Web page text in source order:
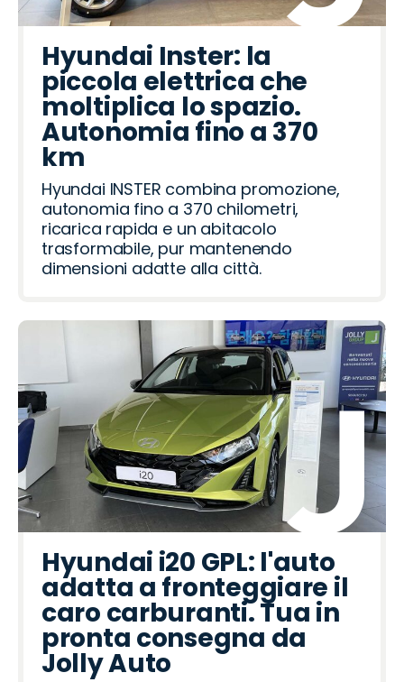
Hyundai Inster: la
piccola elettrica che
moltiplica lo spazio.
Autonomia fino a 370
km
Hyundai INSTER combina promozione,
autonomia fino a 370 chilometri,
ricarica rapida e un abitacolo
trasformabile, pur mantenendo
dimensioni adatte alla città.
Hyundai i20 GPL: l'auto
adatta a fronteggiare il
caro carburanti. Tua in
pronta consegna da
Jolly Auto